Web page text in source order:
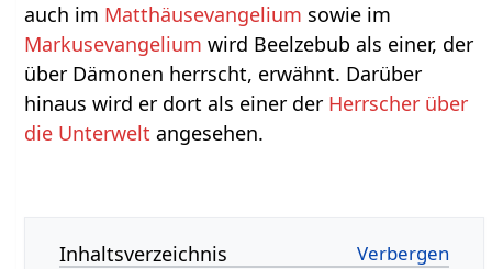
auch im Matthäusevangelium sowie im
Markusevangelium wird Beelzebub als einer, der
über Dämonen herrscht, erwähnt. Darüber
hinaus wird er dort als einer der Herrscher über
die Unterwelt angesehen.
Inhaltsverzeichnis